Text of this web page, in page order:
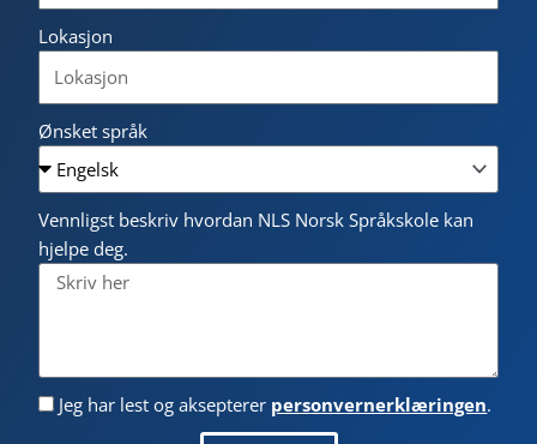
Lokasjon
Ønsket språk
Vennligst beskriv hvordan NLS Norsk Språkskole kan
hjelpe deg.
Jeg har lest og aksepterer personvernerklæringen.